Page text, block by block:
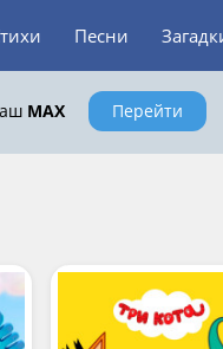
Песни
MAX Перейти